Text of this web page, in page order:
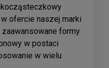
ofercie naszej marki
formy
w postaci
w wielu